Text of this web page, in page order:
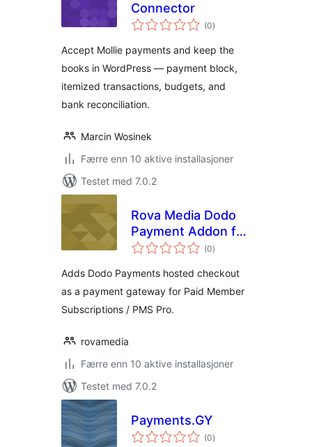
Connector
(0totale
vurderinger
)
Accept Mollie payments and keep the
books in WordPress — payment block,
itemized transactions, budgets, and
bank reconciliation.
Marcin Wosinek
Færre enn 10 aktive installasjoner
Testet med 7.0.2
Rova Media Dodo
Payment Addon for
Paid Member
(0totale
vurderinger
)
Adds Dodo Payments hosted checkout
as a payment gateway for Paid Member
Subscriptions / PMS Pro.
rovamedia
Færre enn 10 aktive installasjoner
Testet med 7.0.2
Payments.GY
(0totale
vurderinger
)